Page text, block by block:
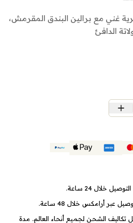
غني مع برالين البندق المقرمش،
الدافئ
خلال 24 ساعة.
عبر أرامكس خلال 48 ساعة.
تكاليف الشحن لجميع أنحاء العالم. مدة